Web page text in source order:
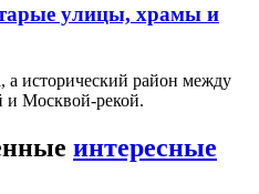
улицы, храмы и
исторический район между
и Москвой-рекой.
интересные